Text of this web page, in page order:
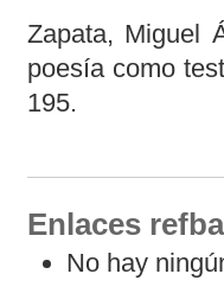
Zapata, Miguel
poesía como
195.
Enlaces
No hay